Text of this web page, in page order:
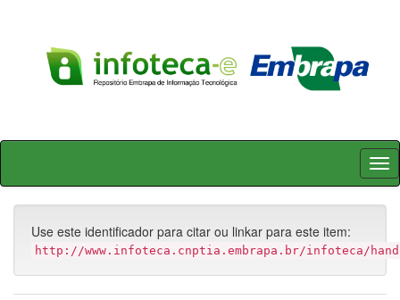
Skip
Use este identificador para citar ou linkar para este item:
http://www.infoteca.cnptia.embrapa.br/infoteca/